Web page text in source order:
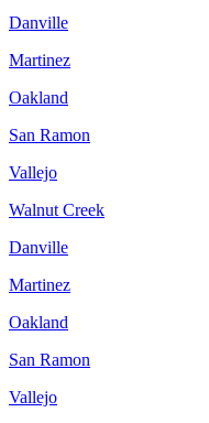
Danville
Martinez
Oakland
San Ramon
Vallejo
Walnut Creek
Danville
Martinez
Oakland
San Ramon
Vallejo